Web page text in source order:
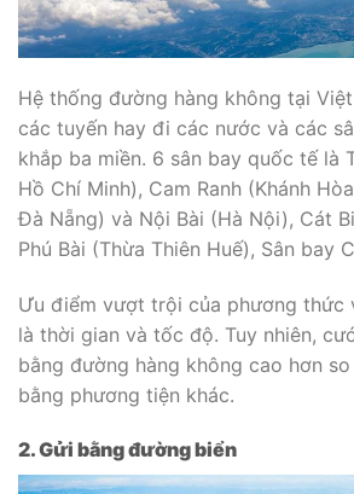
Hệ thống đường hàng không tại
các tuyến hay đi các nước và các
khắp ba miền. 6 sân bay quốc tế là
Hồ Chí Minh), Cam Ranh (Khánh
Đà Nẵng) và Nội Bài (Hà Nội), Cát
Phú Bài (Thừa Thiên Huế), Sân bay
Ưu điểm vượt trội của phương thức
là thời gian và tốc độ. Tuy nhiên,
bằng đường hàng không cao hơn
bằng phương tiện khác.
2. Gửi bằng đường biển